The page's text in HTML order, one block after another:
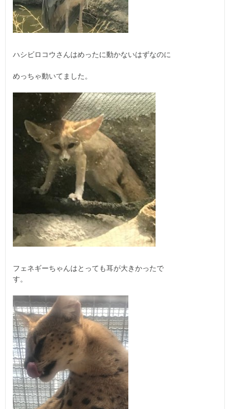
ハシビロコウさんはめったに動かないはずなのに
めっちゃ動いてました。
フェネギーちゃんはとっても耳が大きかったで
す。